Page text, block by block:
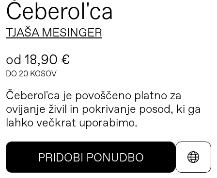
Čeberol'ca
TJAŠA MESINGER
od 18,90 €
DO 20 KOSOV
Čeberol'ca je povoščeno platno za
ovijanje živil in pokrivanje posod, ki ga
lahko večkrat uporabimo.
PRIDOBI PONUDBO